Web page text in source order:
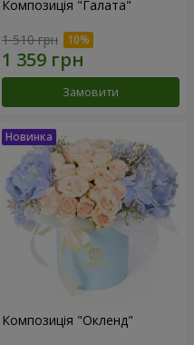
Композиція "Галата"
1 510 грн
Замовити
Композиція "Окленд"